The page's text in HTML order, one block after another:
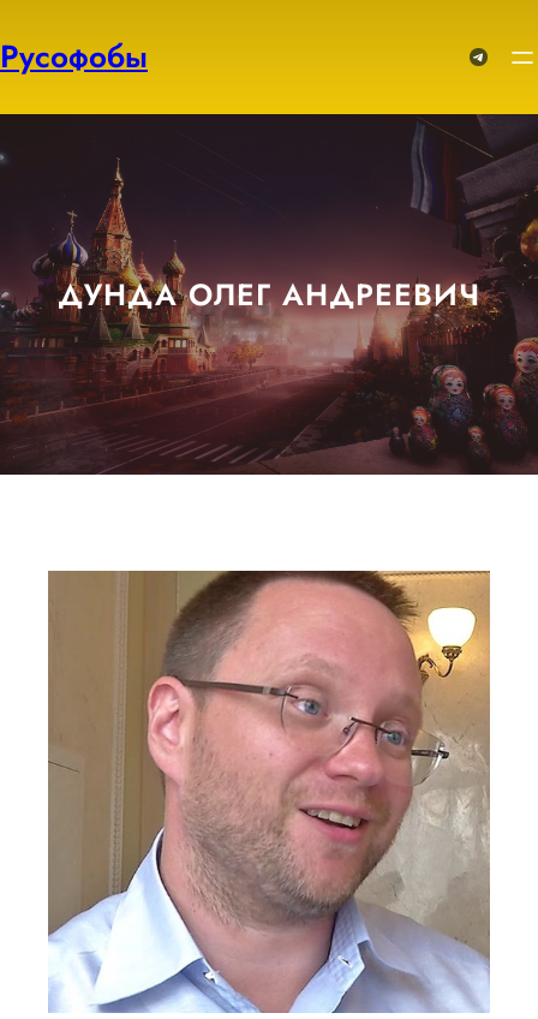
к
содержимому
Русофобы Telegram
ДУНДА ОЛЕГ АНДРЕЕВИЧ